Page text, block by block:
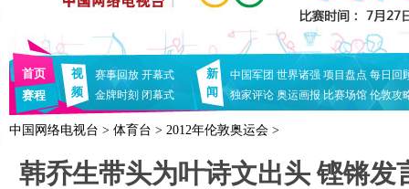
首页
赛程
视
频
赛事回放 开幕式
金牌时刻 闭幕式
新
闻
中国军团 世界诸强 项目盘点 每日回
独家评论 奥运画报 比赛场馆 伦敦攻
中国网络电视台 > 体育台 > 2012年伦敦奥运会 >
韩乔生带头为叶诗文出头 铿锵发